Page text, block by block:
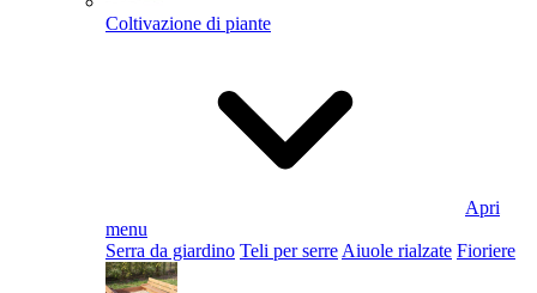
Coltivazione di piante
Apri
menu
Serra da giardino Teli per serre Aiuole rialzate Fioriere